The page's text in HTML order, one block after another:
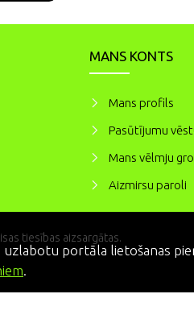
MANS KONTS
Mans profils
Pasūtījumu
Mans vēlmju
Aizmirsu paroli
tiesības aizsargātas.
uzlabotu portāla lietošanas
.